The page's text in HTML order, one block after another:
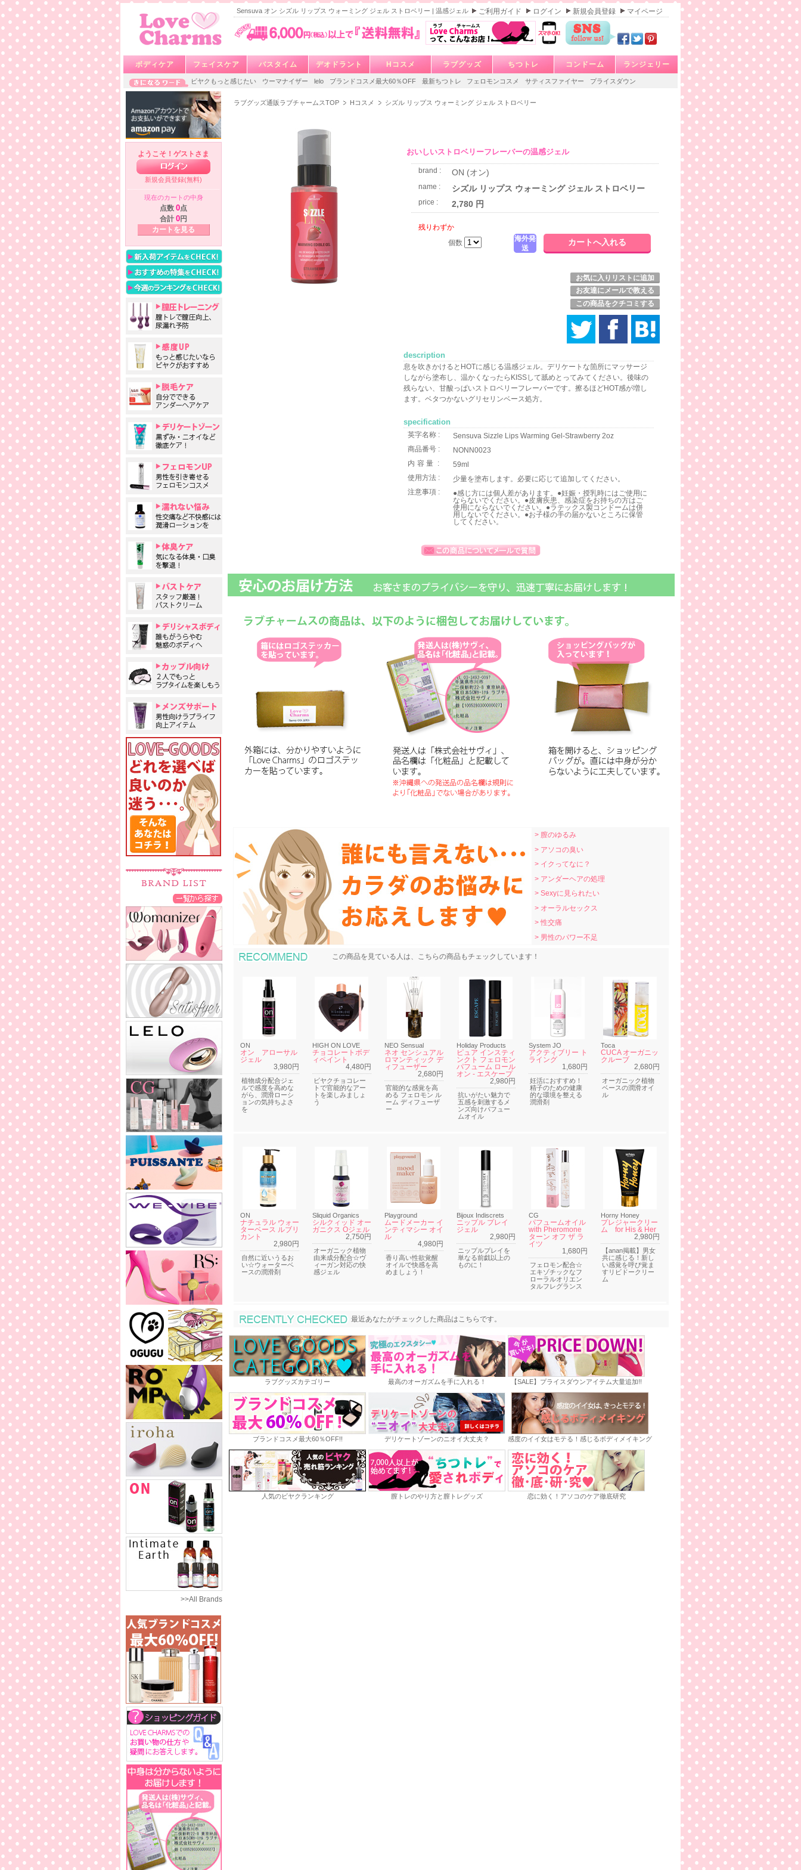
Sensuva オン シズル リップス ウォーミング ジェル ストロベリー | 温感ジェル ご利用ガイド ログイン 新規会員登録 マイページ
ボディケア フェイスケア バスタイム デオドラント Hコスメ ラブグッズ ちつトレ コンドーム ランジェリー
ビヤクもっと感じたい ウーマナイザー lelo ブランドコスメ最大60％OFF 最新ちつトレ フェロモンコスメ サティスファイヤー プライスダウン
ようこそ！ゲストさま
新規会員登録(無料)
現在のカートの中身
点数 0点
合計 0円
カートを見る
>>All Brands
ラブグッズ通販ラブチャームスTOP Hコスメ シズル リップス ウォーミング ジェル ストロベリー
おいしいストロベリーフレーバーの温感ジェル
brand : ON (オン)
name : シズル リップス ウォーミング ジェル ストロベリー
price : 2,780 円
残りわずか
個数
海外発
送
お気に入りリストに追加
お友達にメールで教える
この商品をクチコミする
description
息を吹きかけるとHOTに感じる温感ジェル。デリケートな箇所にマッサージ
しながら塗布し、温かくなったらKISSして舐めとってみてください。後味の
残らない、甘酸っぱいストロベリーフレーバーです。擦るほどHOT感が増し
ます。ベタつかないグリセリンベース処方。
specification
英字名称 :
Sensuva Sizzle Lips Warming Gel-Strawberry 2oz
商品番号 :
NONN0023
内容量 :
59ml
使用方法 :
少量を塗布します。必要に応じて追加してください。
注意事項 :
●感じ方には個人差があります。●妊娠・授乳時にはご使用に
ならないでください。●皮膚疾患、感染症をお持ちの方はご
使用にならないでください。●ラテックス製コンドームは併
用しないでください。●お子様の手の届かないところに保管
してください。
> 膣のゆるみ
> アソコの臭い
> イクってなに？
> アンダーヘアの処理
> Sexyに見られたい
> オーラルセックス
> 性交痛
> 男性のパワー不足
おすすめ商品
この商品を見ている人は、こちらの商品もチェックしています！
ON
オン アローサル
ジェル
3,980円
植物成分配合ジェ
ルで感度を高めな
がら、潤滑ローシ
ョンの気持ちよさ
を
HIGH ON LOVE
チョコレートボデ
ィペイント
4,480円
ビヤクチョコレー
トで官能的なアー
トを楽しみましょ
う
NEO Sensual
ネオ センシュアル
ロマンティック デ
ィフューザー
2,680円
官能的な感覚を高
める フェロモン ル
ーム ディフューザ
ー
Holiday Products
ピュア インスティ
ンクト フェロモン
パフューム ロール
オン - エスケープ
2,980円
抗いがたい魅力で
五感を刺激するメ
ンズ向けパフュー
ムオイル
System JO
アクティブリー ト
ライング
1,680円
妊活におすすめ！
精子のための健康
的な環境を整える
潤滑剤
Toca
CUCA オーガニッ
クルーブ
2,680円
オーガニック植物
ベースの潤滑オイ
ル
ON
ナチュラル ウォー
ターベース ルブリ
カント
2,980円
自然に近いうるお
い☆ウォーターベ
ースの潤滑剤
Sliquid Organics
シルクィッド オー
ガニクス Oジェル
2,750円
オーガニック植物
由来成分配合☆ヴ
ィーガン対応の快
感ジェル
Playground
ムードメーカー イ
ンティマシー オイ
ル
4,980円
香り高い性欲覚醒
オイルで快感を高
めましょう！
Bijoux Indiscrets
ニップル プレイ
ジェル
2,980円
ニップルプレイを
単なる前戯以上の
ものに！
CG
パフュームオイル
with Pheromone
ターン オフ ザ ラ
イツ
1,680円
フェロモン配合☆
エキゾチックなフ
ローラルオリエン
タルフレグランス
Horny Honey
プレジャークリー
ム for His & Her
2,980円
【anan掲載】男女
共に感じる！新し
い感覚を呼び覚ま
すリビドークリー
ム
最近あなたがチェックした商品
最近あなたがチェックした商品はこちらです。
ラブグッズカテゴリー 最高のオーガズムを手に入れる！ 【SALE】プライスダウンアイテム大量追加!!
ブランドコスメ最大60％OFF!! デリケートゾーンのニオイ大丈夫？ 感度のイイ女はモテる！感じるボディメイキング
人気のビヤクランキング 膣トレのやり方と膣トレグッズ 恋に効く！アソコのケア徹底研究